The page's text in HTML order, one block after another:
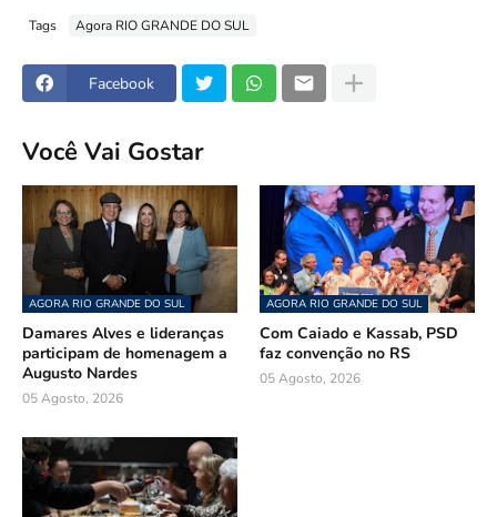
Tags Agora RIO GRANDE DO SUL
Facebook
Você Vai Gostar
AGORA RIO GRANDE DO SUL
Damares Alves e lideranças
participam de homenagem a
Augusto Nardes
05 Agosto, 2026
AGORA RIO GRANDE DO SUL
Com Caiado e Kassab, PSD
faz convenção no RS
05 Agosto, 2026